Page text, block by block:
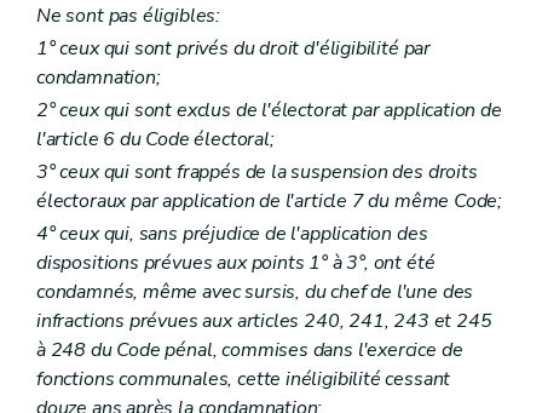
Art. 92
Art. 93
Section 3 De la gestion distincte des services et établissements
Art. 94
Art. 95
Art. 96
Du remboursement, par les particuliers, des frais de l'aide sociale
Art. 97
Art. 98
Art. 99
Art. 100
Art. 100bis
Art. 101
Art. 102
Art. 103
Art. 104
Chapitre VIII Du financement
Ne sont pas éligibles:
1° ceux qui sont privés du droit d'éligibilité par
condamnation;
2° ceux qui sont exclus de l'électorat par application de
l'article 6 du Code électoral;
3° ceux qui sont frappés de la suspension des droits
électoraux par application de l'article 7 du même Code;
4° ceux qui, sans préjudice de l'application des
dispositions prévues aux points 1° à 3°, ont été
condamnés, même avec sursis, du chef de l'une des
infractions prévues aux articles 240, 241, 243 et 245
à 248 du Code pénal, commises dans l'exercice de
fonctions communales, cette inéligibilité cessant